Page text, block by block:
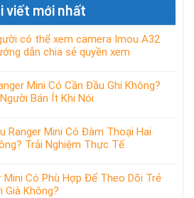
viết mới nhất
có thể xem camera Imou A32
dẫn chia sẻ quyền xem
Mini Có Cần Đầu Ghi Không?
Bán Ít Khi Nói
Ranger Mini Có Đàm Thoại Hai
Trải Nghiệm Thực Tế
Mini Có Phù Hợp Để Theo Dõi Trẻ
Già Không?